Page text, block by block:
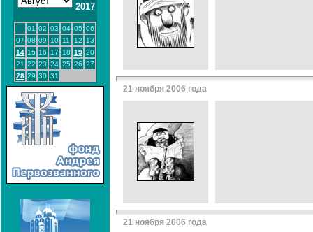
2017
01 02 03 04 05 06
07 08 09 10 11 12
13
14 15 16 17 18 19 20
21 22 23 24 25 26 27
28 29 30 31
21 ноября 2006 года
21 ноября 2006 года